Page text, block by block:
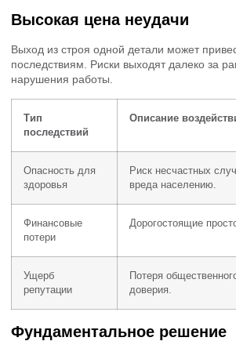
Высокая цена неудачи
Выход из строя одной детали может
последствиям. Риски выходят далеко за
нарушения работы.
Тип
последствий
Описание
Опасность для
здоровья
Риск несчастных
вреда населению.
Финансовые
потери
Дорогостоящие
Ущерб
репутации
Потеря
доверия.
Фундаментальное решение